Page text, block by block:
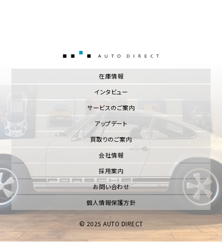
在庫情報
インタビュー
サービスのご案内
アップデート
買取りのご案内
会社情報
採用案内
お問い合わせ
個人情報保護方針
© 2025 AUTO DIRECT